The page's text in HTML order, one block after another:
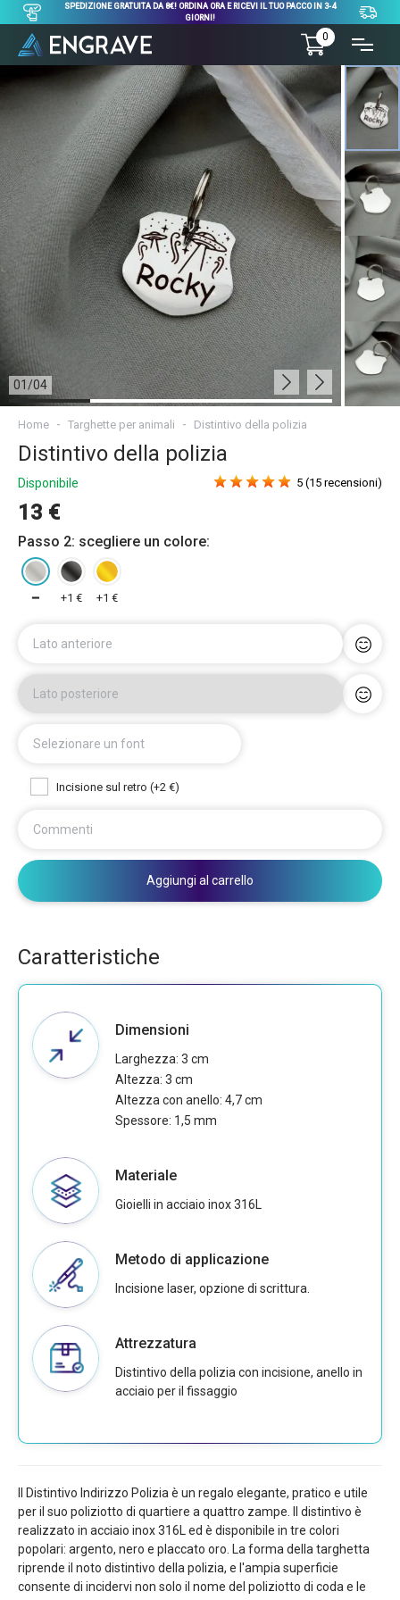
SPEDIZIONE GRATUITA DA 8€! ORDINA ORA E RICEVI IL TUO PACCO IN 3-4
GIORNI!
0
01 /04
Home Targhette per animali Distintivo della polizia
Distintivo della polizia
Disponibile
13 €
5 (15 recensioni)
Passo 2: scegliere un colore:
━ +1 € +1 €
Lato anteriore
Lato posteriore
Selezionare un font
Incisione sul retro (+2 €)
Commenti
Aggiungi al carrello
Caratteristiche
Dimensioni
Larghezza: 3 cm
Altezza: 3 cm
Altezza con anello: 4,7 cm
Spessore: 1,5 mm
Materiale
Gioielli in acciaio inox 316L
Metodo di applicazione
Incisione laser, opzione di scrittura.
Attrezzatura
Distintivo della polizia con incisione, anello in
acciaio per il fissaggio
Il Distintivo Indirizzo Polizia è un regalo elegante, pratico e utile
per il suo poliziotto di quartiere a quattro zampe. Il distintivo è
realizzato in acciaio inox 316L ed è disponibile in tre colori
popolari: argento, nero e placcato oro. La forma della targhetta
riprende il noto distintivo della polizia, e l'ampia superficie
consente di incidervi non solo il nome del poliziotto di coda e le